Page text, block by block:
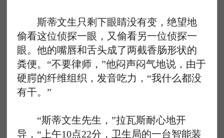
斯蒂文生只剩下眼睛没有变，绝望地
偷看这位侦探一眼，又偷看另一位侦探一
眼。他的嘴唇和舌头成了两截香肠形状的
粪便。“不要律师，”他闷声闷气地说，由于
硬腭的纤维组织，发音吃力，“我什么都没
有干。”
“斯蒂文生先生，”拉瓦斯耐心地开
导，“上午10点22分，卫生局的一台智能装